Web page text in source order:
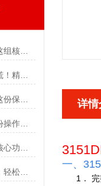
轴向双金属温度计凭啥出圈？这组核心特点给出了答案
轴向双金属温度计常见故障别慌！精准定位，轻松搞定难题
轴向双金属温度计怎么用？这份操作指南，新手也能快速拿捏！
金属管浮子流量计操作全攻略：轻松拿捏，精准掌控每一步！
详
一、
1 ．